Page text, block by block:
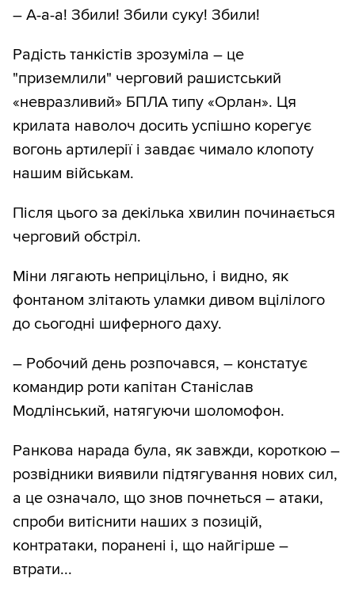
– А-а-а! Збили! Збили суку! Збили!
Радість танкістів зрозуміла – це
"приземлили" черговий рашистський
«невразливий» БПЛА типу «Орлан». Ця
крилата наволоч досить успішно корегує
вогонь артилерії і завдає чимало клопоту
нашим військам.
Після цього за декілька хвилин починається
черговий обстріл.
Міни лягають неприцільно, і видно, як
фонтаном злітають уламки дивом вцілілого
до сьогодні шиферного даху.
– Робочий день розпочався, – констатує
командир роти капітан Станіслав
Модлінський, натягуючи шоломофон.
Ранкова нарада була, як завжди, короткою –
розвідники виявили підтягування нових сил,
а це означало, що знов почнеться – атаки,
спроби витіснити наших з позицій,
контратаки, поранені і, що найгірше –
втрати...